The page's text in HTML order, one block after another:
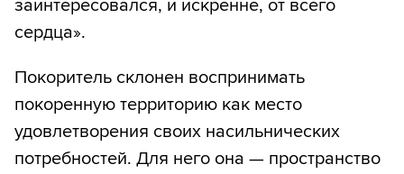
заинтересовался, и искренне, от всего
сердца».
Покоритель склонен воспринимать
покоренную территорию как место
удовлетворения своих насильнических
потребностей. Для него она — пространство